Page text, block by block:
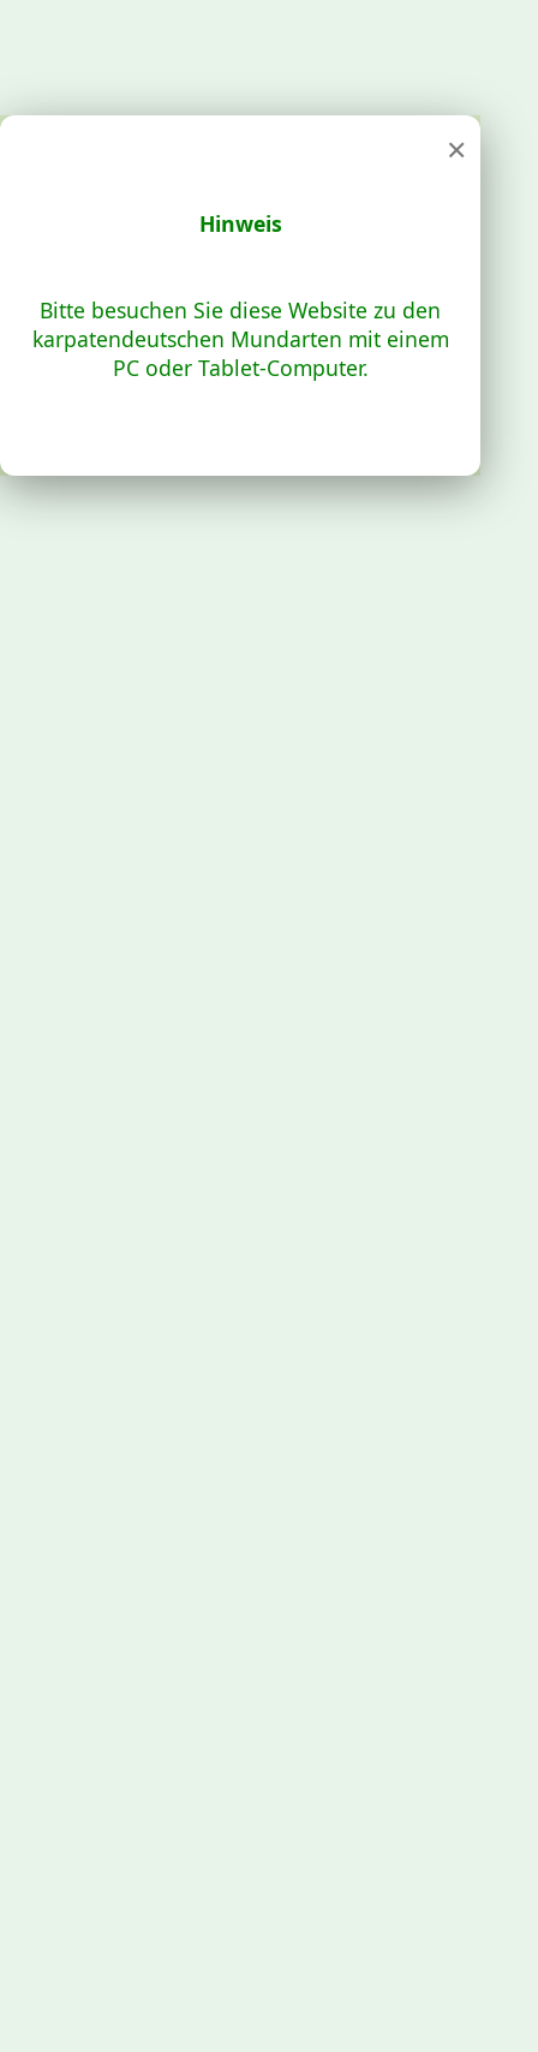
×
Hinweis
Bitte besuchen Sie diese Website zu den
karpatendeutschen Mundarten mit einem
PC oder Tablet-Computer.